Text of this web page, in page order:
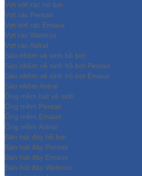
Vợt vớt rác hồ bơi
Vợt rác Pentair
Vợt vớt rác Emaux
Vợt rác Waterco
Vợt rác Astral
Sào nhôm vệ sinh hồ bơi
Sào nhôm vệ sinh hồ bơi Pentair
Sào nhôm vệ sinh hồ bơi Emaux
Sào nhôm Astral
Ống mềm hút vệ sinh
Ống mềm Pentair
Ống mềm Emaux
Ống mềm Astral
Bàn hút đáy hồ bơi
Bàn hút đáy Pentair
Bàn hút đáy Emaux
Bàn hút đáy Waterco